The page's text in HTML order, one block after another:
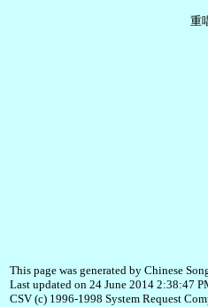
This page was generated by Chinese
Last updated on 24 June 2014 2:38:47
CSV (c) 1996-1998 System Request